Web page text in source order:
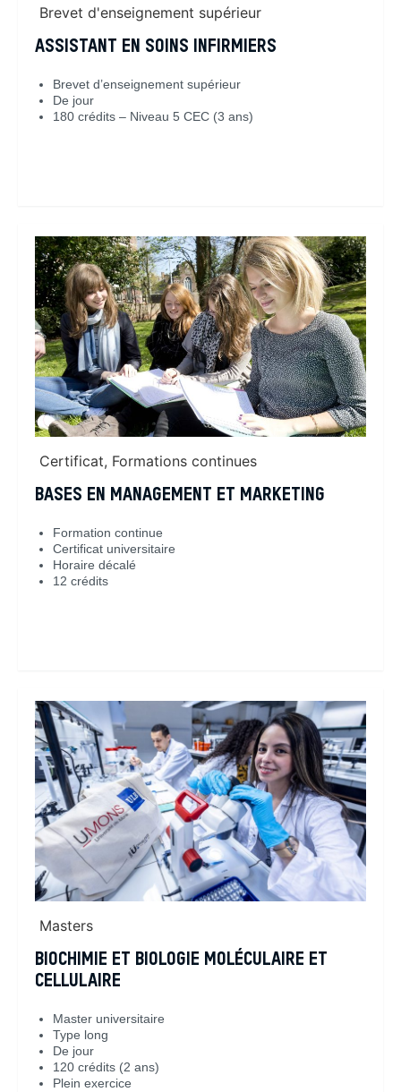
Brevet d'enseignement supérieur
ASSISTANT EN SOINS INFIRMIERS
Brevet d’enseignement supérieur
De jour
180 crédits – Niveau 5 CEC (3 ans)
Certificat, Formations continues
BASES EN MANAGEMENT ET MARKETING
Formation continue
Certificat universitaire
Horaire décalé
12 crédits
Masters
BIOCHIMIE ET BIOLOGIE MOLÉCULAIRE ET
CELLULAIRE
Master universitaire
Type long
De jour
120 crédits (2 ans)
Plein exercice